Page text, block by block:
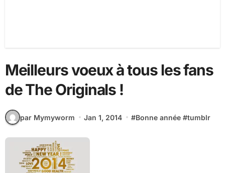
Meilleurs voeux à tous les fans
de The Originals !
par Mymyworm Jan 1, 2014 #Bonne année #tumblr